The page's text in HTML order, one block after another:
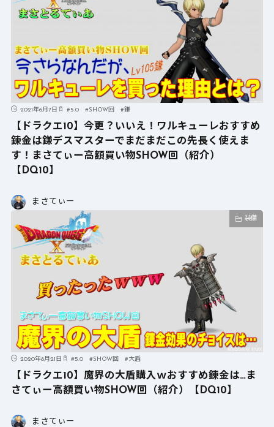
2021年6月7日 #5.0 #SHOW回 #鎌
【ドラクエ10】今更？いいえ！ワルキューレおすすめ
錬金は鎌デスマスターでまだまだこの先長く使えま
す！まさてぃー高額買い物SHOW回（紹介）
【DQ10】
まさてぃー
装備
2020年8月21日 #5.0 #SHOW回 #大盾
【ドラクエ10】魔界の大盾購入ｗおすすめ錬金は…ま
さてぃー高額買い物SHOW回（紹介）【DQ10】
まさてぃー